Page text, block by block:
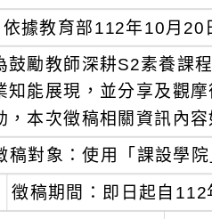
依據教育部112年10月20
鼓勵教師深耕S2素養課
知能展現，並分享及觀
，本次徵稿相關資訊內容
稿對象：使用「課設學
徵稿期間：即日起自112